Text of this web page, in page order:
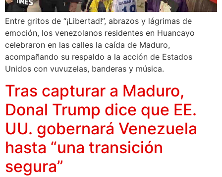
Entre gritos de “¡Libertad!”, abrazos y lágrimas de
emoción, los venezolanos residentes en Huancayo
celebraron en las calles la caída de Maduro,
acompañando su respaldo a la acción de Estados
Unidos con vuvuzelas, banderas y música.
Tras capturar a Maduro,
Donal Trump dice que EE.
UU. gobernará Venezuela
hasta “una transición
segura”